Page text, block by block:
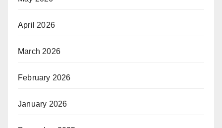
April 2026
March 2026
February 2026
January 2026